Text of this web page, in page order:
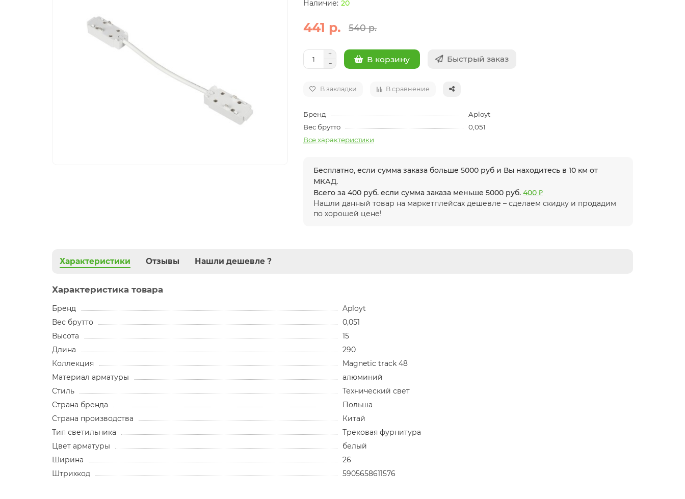
20
441 р. 540 р.
В корзину Быстрый заказ
В закладки В сравнение
Бренд
Aployt
Вес брутто
0,051
Все характеристики
Бесплатно, если сумма заказа больше 5000 руб и Вы находитесь в 10 км от
МКАД.
Всего за 400 руб. если сумма заказа меньше 5000 руб.400 ₽
Нашли данный товар на маркетплейсах дешевле – сделаем скидку и продадим
по хорошей цене!
Характеристики Отзывы Нашли дешевле ?
Характеристика товара
Бренд
Aployt
Вес брутто
0,051
Высота
15
Длина
290
Коллекция
Magnetic track 48
Материал арматуры
алюминий
Стиль
Технический свет
Страна бренда
Польша
Страна производства
Китай
Тип светильника
Трековая фурнитура
Цвет арматуры
белый
Ширина
26
Штрихкод
5905658611576